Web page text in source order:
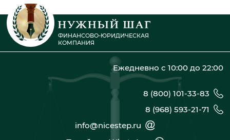
ФИНАНСОВО-ЮРИДИЧЕСКАЯ
КОМПАНИЯ
Ежедневно с 10:00 до 22:00
8 (800) 101-33-83
8 (968) 593-21-71
info@nicestep.ru